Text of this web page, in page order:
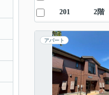
201 2階
アパート